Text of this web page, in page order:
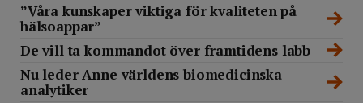
”Våra kunskaper viktiga för kvaliteten på
hälsoappar”
De vill ta kommandot över framtidens labb
Nu leder Anne världens biomedicinska
analytiker